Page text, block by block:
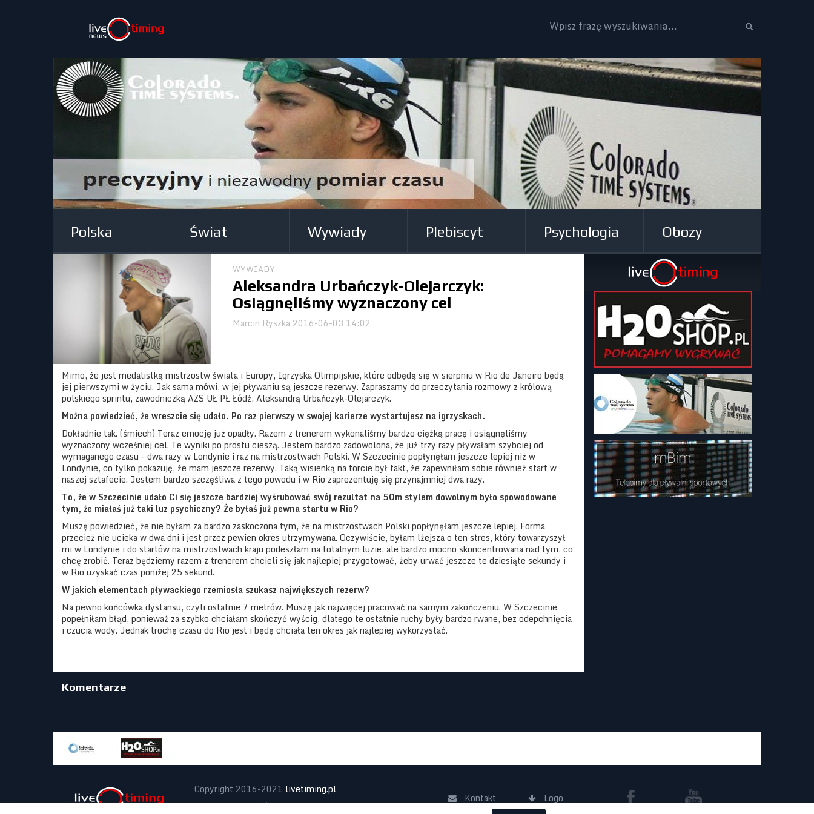
Polska Świat Wywiady Plebiscyt Psychologia Obozy
WYWIADY
Aleksandra Urbańczyk-Olejarczyk:
Osiągnęliśmy wyznaczony cel
Marcin Ryszka 2016-06-03 14:02
Mimo, że jest medalistką mistrzostw świata i Europy, Igrzyska Olimpijskie, które odbędą się w sierpniu w Rio de Janeiro będą
jej pierwszymi w życiu. Jak sama mówi, w jej pływaniu są jeszcze rezerwy. Zapraszamy do przeczytania rozmowy z królową
polskiego sprintu, zawodniczką AZS UŁ PŁ Łódź, Aleksandrą Urbańczyk-Olejarczyk.
Można powiedzieć, że wreszcie się udało. Po raz pierwszy w swojej karierze wystartujesz na igrzyskach.
Dokładnie tak. (śmiech) Teraz emocję już opadły. Razem z trenerem wykonaliśmy bardzo ciężką pracę i osiągnęliśmy
wyznaczony wcześniej cel. Te wyniki po prostu cieszą. Jestem bardzo zadowolona, że już trzy razy pływałam szybciej od
wymaganego czasu - dwa razy w Londynie i raz na mistrzostwach Polski. W Szczecinie popłynęłam jeszcze lepiej niż w
Londynie, co tylko pokazuję, że mam jeszcze rezerwy. Taką wisienką na torcie był fakt, że zapewniłam sobie również start w
naszej sztafecie. Jestem bardzo szczęśliwa z tego powodu i w Rio zaprezentuję się przynajmniej dwa razy.
To, że w Szczecinie udało Ci się jeszcze bardziej wyśrubować swój rezultat na 50m stylem dowolnym było spowodowane
tym, że miałaś już taki luz psychiczny? Że byłaś już pewna startu w Rio?
Muszę powiedzieć, że nie byłam za bardzo zaskoczona tym, że na mistrzostwach Polski popłynęłam jeszcze lepiej. Forma
przecież nie ucieka w dwa dni i jest przez pewien okres utrzymywana. Oczywiście, byłam lżejsza o ten stres, który towarzyszył
mi w Londynie i do startów na mistrzostwach kraju podeszłam na totalnym luzie, ale bardzo mocno skoncentrowana nad tym, co
chcę zrobić. Teraz będziemy razem z trenerem chcieli się jak najlepiej przygotować, żeby urwać jeszcze te dziesiąte sekundy i
w Rio uzyskać czas poniżej 25 sekund.
W jakich elementach pływackiego rzemiosła szukasz największych rezerw?
Na pewno końcówka dystansu, czyli ostatnie 7 metrów. Muszę jak najwięcej pracować na samym zakończeniu. W Szczecinie
popełniłam błąd, ponieważ za szybko chciałam skończyć wyścig, dlatego te ostatnie ruchy były bardzo rwane, bez odepchnięcia
i czucia wody. Jednak trochę czasu do Rio jest i będę chciała ten okres jak najlepiej wykorzystać.
Komentarze
Copyright 2016-2021 livetiming.pl
Projekt:noxx.pl | Realizacja:lab42.pl
Kontakt Logo